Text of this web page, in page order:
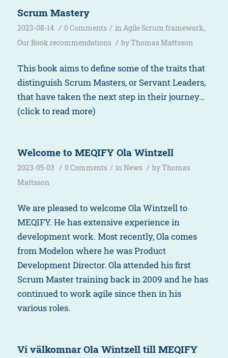
Scrum Mastery
2023-08-14 / 0 Comments / inAgile Scrum framework,
Our Book recommendations / byThomas Mattsson
This book aims to define some of the traits that
distinguish Scrum Masters, or Servant Leaders,
that have taken the next step in their journey…
(click to read more)
Welcome to MEQIFY Ola Wintzell
2023-05-03 / 0 Comments / inNews / byThomas
Mattsson
We are pleased to welcome Ola Wintzell to
MEQIFY. He has extensive experience in
development work. Most recently, Ola comes
from Modelon where he was Product
Development Director. Ola attended his first
Scrum Master training back in 2009 and he has
continued to work agile since then in his
various roles.
Vi välkomnar Ola Wintzell till MEQIFY